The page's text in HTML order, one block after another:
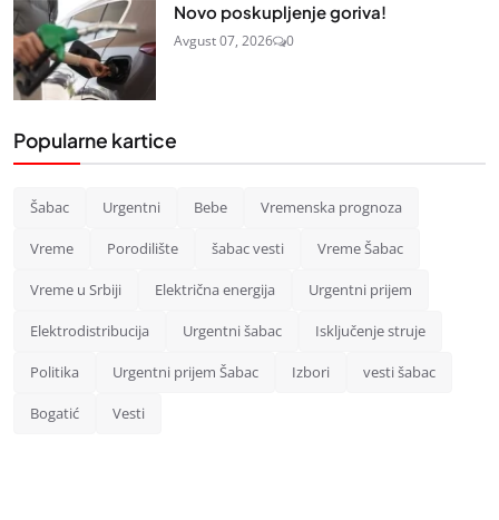
Novo poskupljenje goriva!
Avgust 07, 2026 0
Popularne kartice
Šabac Urgentni Bebe Vremenska prognoza
Vreme Porodilište šabac vesti Vreme Šabac
Vreme u Srbiji Električna energija Urgentni prijem
Elektrodistribucija Urgentni šabac Isključenje struje
Politika Urgentni prijem Šabac Izbori vesti šabac
Bogatić Vesti